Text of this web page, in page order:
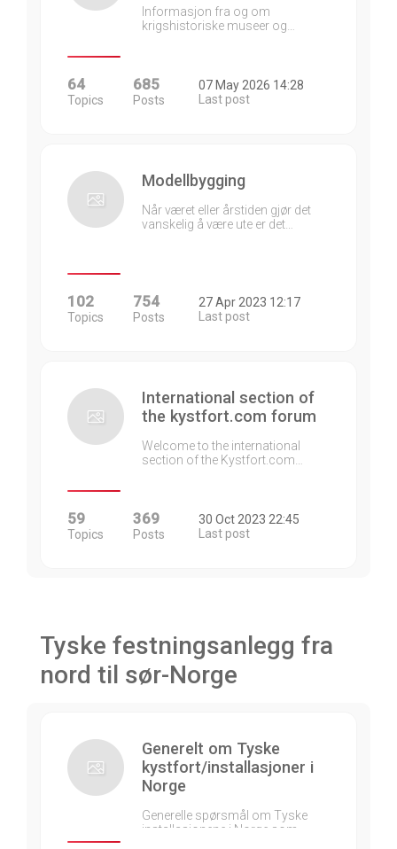
Informasjon fra og om
krigshistoriske museer og…
64
Topics
685
Posts
07 May 2026 14:28
Last post
Modellbygging
Når været eller årstiden gjør det
vanskelig å være ute er det…
102
Topics
754
Posts
27 Apr 2023 12:17
Last post
International section of
the kystfort.com forum
Welcome to the international
section of the Kystfort.com…
59
Topics
369
Posts
30 Oct 2023 22:45
Last post
Tyske festningsanlegg fra
nord til sør-Norge
Generelt om Tyske
kystfort/installasjoner i
Norge
Generelle spørsmål om Tyske
installasjonene i Norge som…